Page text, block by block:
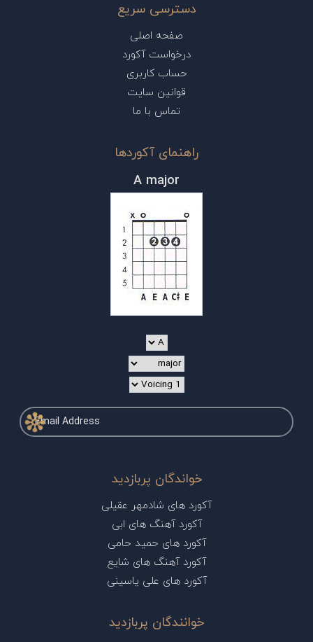
دسترسی سریع
صفحه اصلی
درخواست آکورد
حساب کاربری
قوانین سایت
تماس با ما
راهنمای آکوردها
A major
خواندگان پربازدید
آکورد های شادمهر عقیلی
آکورد آهنگ های ابی
آکورد های حمید حامی
آکورد آهنگ های شایع
آکورد های علی یاسینی
خوانندگان پربازدید